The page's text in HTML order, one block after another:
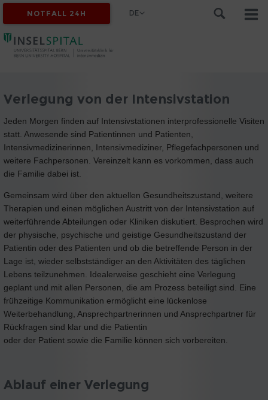
NOTFALL 24H DE
Verlegung von der Intensivstation
Jeden Morgen finden auf Intensivstationen interprofessionelle Visiten
statt. Anwesende sind Patientinnen und Patienten,
Intensivmedizinerinnen, Intensivmediziner, Pflegefachpersonen und
weitere Fachpersonen. Vereinzelt kann es vorkommen, dass auch
die Familie dabei ist.
Gemeinsam wird über den aktuellen Gesundheitszustand, weitere
Therapien und einen möglichen Austritt von der Intensivstation auf
weiterführende Abteilungen oder Kliniken diskutiert. Besprochen wird
der physische, psychische und geistige Gesundheitszustand der
Patientin oder des Patienten und ob die betreffende Person in der
Lage ist, wieder selbstständiger an den Aktivitäten des täglichen
Lebens teilzunehmen. Idealerweise geschieht eine Verlegung
geplant und mit allen Personen, die am Prozess beteiligt sind. Eine
frühzeitige Kommunikation ermöglicht eine lückenlose
Weiterbehandlung, Ansprechpartnerinnen und Ansprechpartner für
Rückfragen sind klar und die Patientin
oder der Patient sowie die Familie können sich vorbereiten.
Ablauf einer Verlegung